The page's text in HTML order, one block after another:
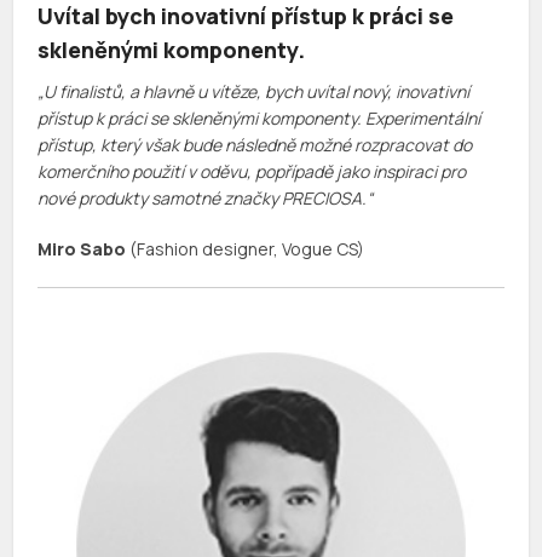
Uvítal bych inovativní přístup k práci se
skleněnými komponenty.
„U finalistů, a hlavně u vítěze, bych uvítal nový, inovativní
přístup k práci se skleněnými komponenty. Experimentální
přístup, který však bude následně možné rozpracovat do
komerčního použití v oděvu, popřípadě jako inspiraci pro
nové produkty samotné značky PRECIOSA.“
Miro Sabo (Fashion designer, Vogue CS)